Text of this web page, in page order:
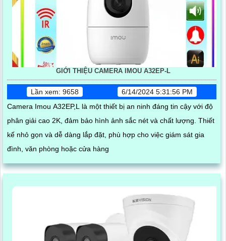
GIỚI THIỆU CAMERA IMOU A32EP-L
Lần xem: 9658
6/14/2024 5:31:56 PM
Camera Imou A32EP,L là một thiết bị an ninh đáng tin cậy với độ
phân giải cao 2K, đảm bảo hình ảnh sắc nét và chất lượng. Thiết
kế nhỏ gọn và dễ dàng lắp đặt, phù hợp cho việc giám sát gia
đình, văn phòng hoặc cửa hàng